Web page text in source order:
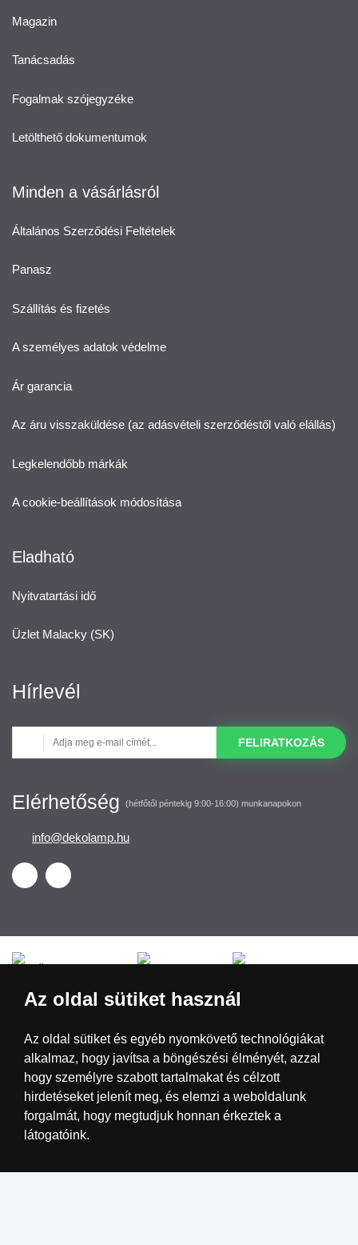
Magazin
Tanácsadás
Fogalmak szójegyzéke
Letölthető dokumentumok
Minden a vásárlásról
Általános Szerződési Feltételek
Panasz
Szállítás és fizetés
A személyes adatok védelme
Ár garancia
Az áru visszaküldése (az adásvételi szerződéstől való elállás)
Legkelendőbb márkák
A cookie-beállítások módosítása
Eladható
Nyitvatartási idő
Üzlet Malacky (SK)
Hírlevél
FELIRATKOZÁS
Elérhetőség (hétfőtől péntekig 9:00-16:00) munkanapokon
info@dekolamp.hu
Nederland
Az oldal sütiket használ
Az oldal sütiket és egyéb nyomkövető technológiákat
alkalmaz, hogy javítsa a böngészési élményét, azzal
hogy személyre szabott tartalmakat és célzott
hirdetéseket jelenít meg, és elemzi a weboldalunk
forgalmát, hogy megtudjuk honnan érkeztek a
látogatóink.